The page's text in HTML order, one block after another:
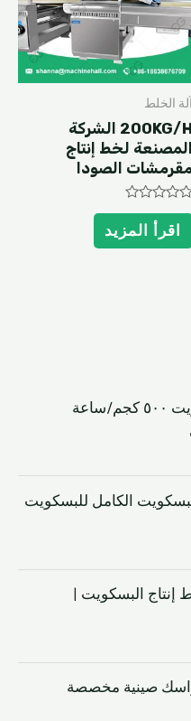
آلة الخلط
200KG/H الشركة
المصنعة لخط إنتاج
الصودا
Rated
outاقرأ المزيد
معدات صنع البسكويت ٥٠٠ كجم/ساعة
الكامل للبسكويت
البسكويت |
راسك صينية مخصصة